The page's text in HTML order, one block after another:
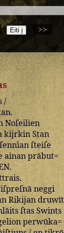
>>
/
.
Noſeilien
kijrkinStan
ſteiſe
ainanprābut=
.
.
iſpreſnāneggi
Rikijandruwīt
ſtasSwints
perwūka=